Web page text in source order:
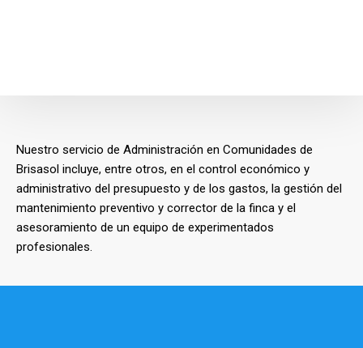
Nuestro servicio de Administración en Comunidades de
Brisasol incluye, entre otros, en el control económico y
administrativo del presupuesto y de los gastos, la gestión del
mantenimiento preventivo y corrector de la finca y el
asesoramiento de un equipo de experimentados
profesionales.